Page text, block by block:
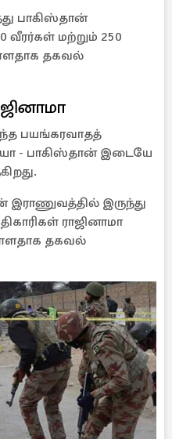
பாகிஸ்தான்
வீரர்கள் மற்றும் 250
தகவல்
பயங்கரவாதத்
- பாகிஸ்தான் இடையே
இராணுவத்தில் இருந்து
ராஜினாமா
தகவல்